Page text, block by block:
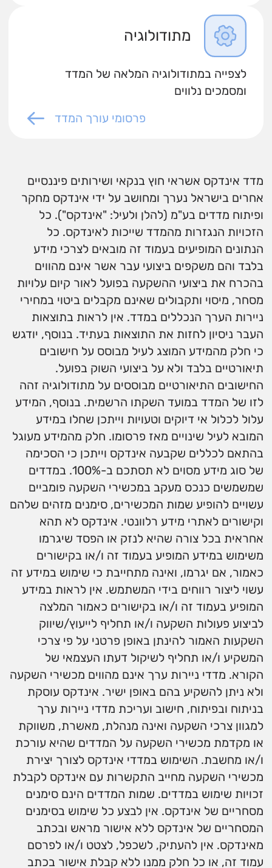
מתודולוגיה
לצפייה במתודולוגיה המלאה של המדד
ומסמכים נלווים
פרסומי עורך המדד
מדד אינדקס אשראי חוץ בנקאי ושירותים פיננסיים
אחרים בישראל נערך ומחושב על ידי אינדקס מחקר
ופיתוח מדדים בע"מ (להלן ולעיל: "אינדקס"). כל
הזכויות הנגזרות מהמדד שייכות לאינדקס. כל
הנתונים המופיעים בעמוד זה מובאים לצרכי מידע
בלבד והם משקפים ביצועי עבר אשר אינם מהווים
בהכרח את ביצועי ההשקעה בפועל לאור קיום עלויות
מסחר, מיסוי ותקבולים שאינם מקבלים ביטוי במחירי
ניירות הערך הנכללים במדד. אין לראות בתוצאות
העבר ניסיון לחזות את התוצאות בעתיד. בנוסף, יודגש
כי חלק מהמידע המוצג לעיל מבוסס על חישובים
תיאורטיים בלבד ולא על ביצועי השוק בפועל.
החישובים התיאורטיים מבוססים על מתודולוגיה זהה
לזו של המדד במועד השקתו הרשמית. בנוסף, המידע
עלול לכלול אי דיוקים וטעויות וייתכן שחלו במידע
המובא לעיל שינויים מאז פרסומו. חלק מהמידע מעוגל
בהתאם לכללים שקבעה אינדקס וייתכן כי הסכימה
של סוג מידע מסוים לא תסתכם ב-100%. במדדים
שמשמשים כנכס מעקב במכשירי השקעה פומביים
עשויים להופיע שמות המכשירים, סימנים מזהים שלהם
וקישורים לאתרי מידע רלוונטי. אינדקס לא תהא
אחראית בכל צורה שהיא לנזק או הפסד שיגרמו
משימוש במידע המופיע בעמוד זה ו/או בקישורים
כאמור, אם יגרמו, ואינה מתחייבת כי שימוש במידע זה
עשוי ליצור רווחים בידי המשתמש. אין לראות במידע
המופיע בעמוד זה ו/או בקישורים כאמור המלצה
לביצוע פעולות השקעה ו/או תחליף לייעוץ/שיווק
השקעות האמור להינתן באופן פרטני על פי צרכי
המשקיע ו/או תחליף לשיקול דעתו העצמאי של
הקורא. מדדי ניירות ערך אינם מהווים מכשירי השקעה
ולא ניתן להשקיע בהם באופן ישיר. אינדקס עוסקת
בניתוח ובפיתוח, חישוב ועריכת מדדי ניירות ערך
למגוון צרכי השקעה ואינה מנהלת, מאשרת, משווקת
או מקדמת מכשירי השקעה על המדדים שהיא עורכת
ו/או מחשבת. השימוש במדדי אינדקס לצורך יצירת
מכשירי השקעה מחייב התקשרות עם אינדקס לקבלת
זכויות שימוש במדדים. שמות המדדים הינם סימנים
מסחריים של אינדקס. אין לבצע כל שימוש בסימנים
המסחריים של אינדקס ללא אישור מראש ובכתב
מאינדקס. אין להעתיק, לשכפל, לצטט ו/או לפרסם
עמוד זה, או כל חלק ממנו ללא קבלת אישור בכתב